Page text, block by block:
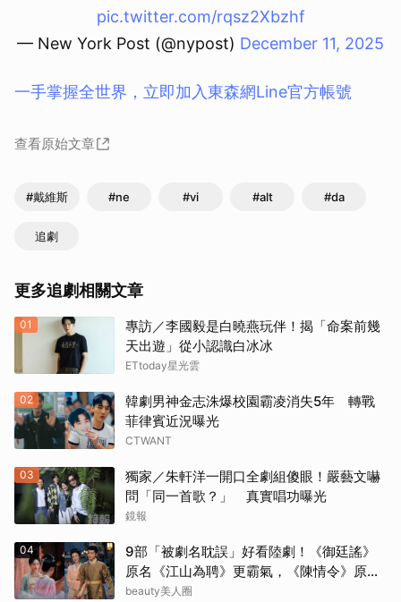
pic.twitter.com/rqsz2Xbzhf
— New York Post (@nypost) December 11, 2025
一手掌握全世界，立即加入東森網Line官方帳號
查看原始文章
#戴維斯 #ne #vi #alt #da
追劇
更多追劇相關文章
01
專訪／李國毅是白曉燕玩伴！揭「命案前幾
天出遊」從小認識白冰冰
ETtoday星光雲
02
韓劇男神金志洙爆校園霸凌消失5年 轉戰
菲律賓近況曝光
CTWANT
03
獨家／朱軒洋一開口全劇組傻眼！嚴藝文嚇
問「同一首歌？」 真實唱功曝光
鏡報
04
9部「被劇名耽誤」好看陸劇！《御廷謠》
原名《江山為聘》更霸氣，《陳情令》原名
好聽
beauty美人圈